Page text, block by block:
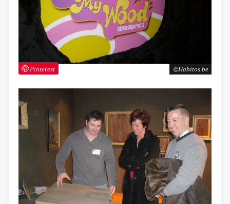
Habitos.be
Pinterest